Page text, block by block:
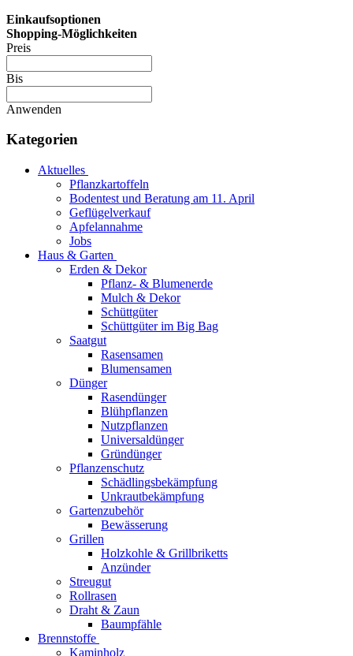
Einkaufsoptionen
Shopping-Möglichkeiten
Preis
Bis
Anwenden
Kategorien
Aktuelles
Pflanzkartoffeln
Bodentest und Beratung am 11. April
Geflügelverkauf
Apfelannahme
Jobs
Haus & Garten
Erden & Dekor
Pflanz- & Blumenerde
Mulch & Dekor
Schüttgüter
Schüttgüter im Big Bag
Saatgut
Rasensamen
Blumensamen
Dünger
Rasendünger
Blühpflanzen
Nutzpflanzen
Universaldünger
Gründünger
Pflanzenschutz
Schädlingsbekämpfung
Unkrautbekämpfung
Gartenzubehör
Bewässerung
Grillen
Holzkohle & Grillbriketts
Anzünder
Streugut
Rollrasen
Draht & Zaun
Baumpfähle
Brennstoffe
Kaminholz